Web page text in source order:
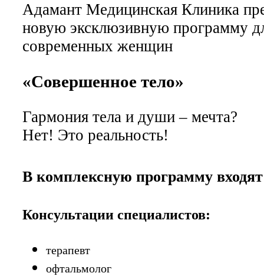
Адамант Медицинская Клиника
новую эксклюзивную программу
современных женщин
«Совершенное тело»
Гармония тела и души – мечта?
Нет! Это реальность!
В комплексную программу
Консультации специалистов:
терапевт
офтальмолог